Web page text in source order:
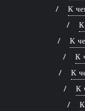
К
К
К
К
К
К